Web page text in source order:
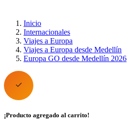
Inicio
Internacionales
Viajes a Europa
Viajes a Europa desde Medellín
Europa GO desde Medellín 2026
¡Producto agregado al carrito!